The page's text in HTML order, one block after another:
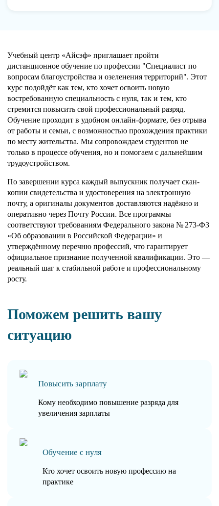
Учебный центр «Айсэф» приглашает пройти
дистанционное обучение по профессии "Специалист по
вопросам благоустройства и озеленения территорий". Этот
курс подойдёт как тем, кто хочет освоить новую
востребованную специальность с нуля, так и тем, кто
стремится повысить свой профессиональный разряд.
Обучение проходит в удобном онлайн-формате, без отрыва
от работы и семьи, с возможностью прохождения практики
по месту жительства. Мы сопровождаем студентов не
только в процессе обучения, но и помогаем с дальнейшим
трудоустройством.
По завершении курса каждый выпускник получает скан-
копии свидетельства и удостоверения на электронную
почту, а оригиналы документов доставляются надёжно и
оперативно через Почту России. Все программы
соответствуют требованиям Федерального закона № 273-ФЗ
«Об образовании в Российской Федерации» и
утверждённому перечню профессий, что гарантирует
официальное признание полученной квалификации. Это —
реальный шаг к стабильной работе и профессиональному
росту.
Поможем решить вашу
ситуацию
Повысить зарплату
Кому необходимо повышение разряда для
увеличения зарплаты
Обучение с нуля
Кто хочет освоить новую профессию на
практике